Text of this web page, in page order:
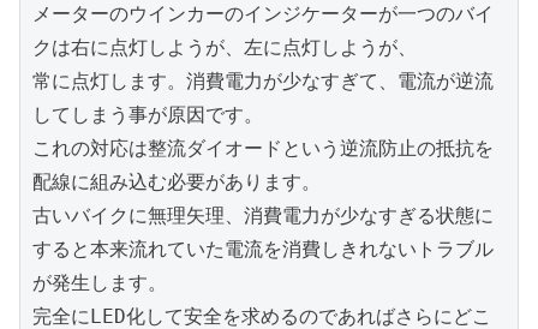
メーターのウインカーのインジケーターが一つのバイ
クは右に点灯しようが、左に点灯しようが、
常に点灯します。消費電力が少なすぎて、電流が逆流
してしまう事が原因です。
これの対応は整流ダイオードという逆流防止の抵抗を
配線に組み込む必要があります。
古いバイクに無理矢理、消費電力が少なすぎる状態に
すると本来流れていた電流を消費しきれないトラブル
が発生します。
完全にLED化して安全を求めるのであればさらにどこ